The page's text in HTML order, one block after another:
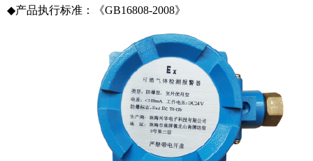
◆产品执行标准：《GB16808-2008》